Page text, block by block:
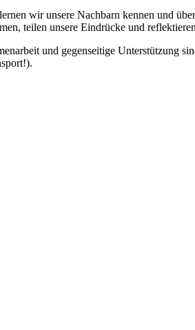
wir unsere Nachbarn kennen und
teilen unsere Eindrücke und
und gegenseitige Unterstützung